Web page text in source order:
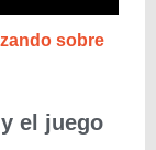
sobre
el juego